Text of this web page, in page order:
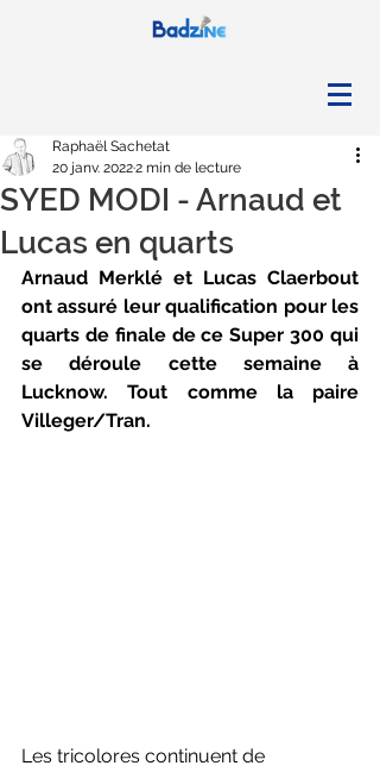
SYED MODI - Arnaud et
Lucas en quarts
Raphaël Sachetat
20 janv. 20222 min de lecture
Arnaud Merklé et Lucas Claerbout
ont assuré leur qualification pour les
quarts de finale de ce Super 300 qui
se déroule cette semaine à
Lucknow. Tout comme la paire
Villeger/Tran.
Les tricolores continuent de